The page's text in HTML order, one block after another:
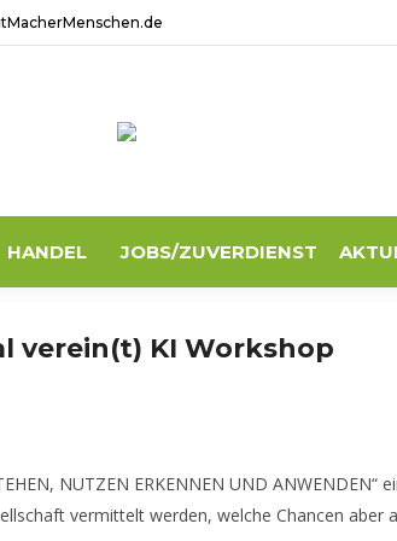
HANDEL JOBS/ZUVERDIENST
verein(t) KI Workshop
NUTZEN ERKENNEN UND ANWENDEN“
vermittelt werden, welche Chancen aber